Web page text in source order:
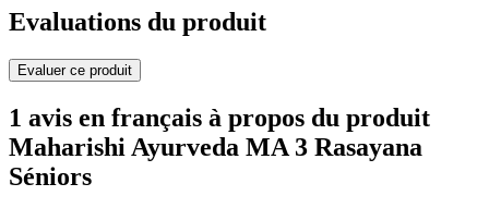
Evaluations du produit
Evaluer ce produit
1 avis en français à propos du produit
Maharishi Ayurveda MA 3 Rasayana
Séniors